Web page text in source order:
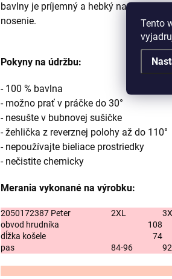
Tento
bavlny je príjemný a hebký na dotyk.
nosenie.
Pokyny na údržbu:
- 100 % bavlna
- možno prať v práčke do 30°
- nesušte v bubnovej sušičke
- žehlička z reverznej polohy až do 110°
- nepoužívajte bieliace prostriedky
- nečistite chemicky
Merania vykonané na výrobku:
2050172387 Peter 2XL
obvod hrudníka
108
dĺžka košele
74
pas
84-96